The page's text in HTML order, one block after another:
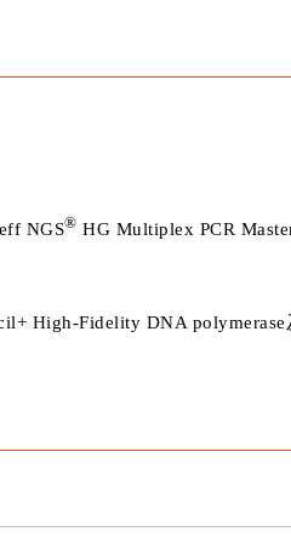
NGS® HG Multiplex PCR
High-Fidelity DNA polymerase